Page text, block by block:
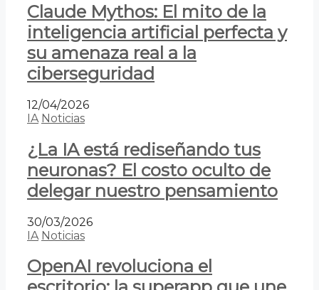
Claude Mythos: El mito de la
inteligencia artificial perfecta y
su amenaza real a la
ciberseguridad
12/04/2026
IA Noticias
¿La IA está rediseñando tus
neuronas? El costo oculto de
delegar nuestro pensamiento
30/03/2026
IA Noticias
OpenAI revoluciona el